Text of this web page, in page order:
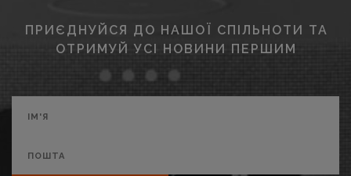
ПРИЄДНУЙСЯ ДО НАШОЇ СПІЛЬНОТИ ТА
ОТРИМУЙ УСІ НОВИНИ ПЕРШИМ